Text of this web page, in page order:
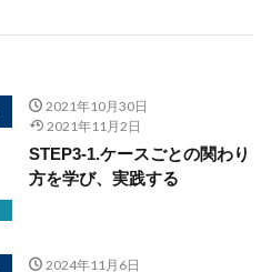
2021年10月30日
2021年11月2日
STEP3-1.ケースごとの関わり
方を学び、実践する
2024年11月6日